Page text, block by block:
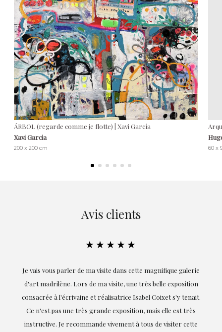
ÁRBOL (regarde comme je flotte) | Xavi García
Xavi Garcia
200 x 200 cm 60 x
Avis clients
galerie
belle exposition
Coixet s'y tenait.
elle est très
de visiter cette
★★★★★
Exceptionnelle. Maria m'a accompagnée à chaque
réalisation de ce travail et, dès le début, elle a
goûts et mes besoins ; sa proximité, son
professionnalisme ont été présents à chaque
soulignant (bien sûr) son amour et sa